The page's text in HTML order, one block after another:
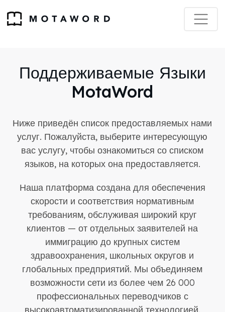
Поддерживаемые Языки
MotaWord
Ниже приведён список предоставляемых нами
услуг. Пожалуйста, выберите интересующую
вас услугу, чтобы ознакомиться со списком
языков, на которых она предоставляется.
Наша платформа создана для обеспечения
скорости и соответствия нормативным
требованиям, обслуживая широкий круг
клиентов — от отдельных заявителей на
иммиграцию до крупных систем
здравоохранения, школьных округов и
глобальных предприятий. Мы объединяем
возможности сети из более чем 26 000
профессиональных переводчиков с